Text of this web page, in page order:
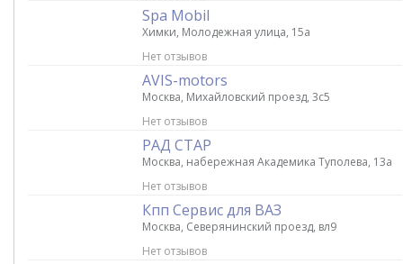
Spa Mobil
Химки, Молодежная улица, 15а
Нет отзывов
AVIS-motors
Москва, Михайловский проезд, 3с5
Нет отзывов
РАД СТАР
Москва, набережная Академика Туполева, 13а
Нет отзывов
Кпп Сервис для ВАЗ
Москва, Северянинский проезд, вл9
Нет отзывов